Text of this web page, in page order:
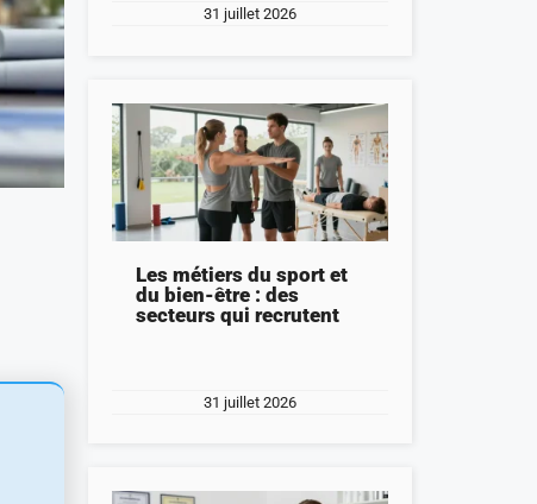
31 juillet 2026
Les métiers du sport et
du bien-être : des
secteurs qui recrutent
31 juillet 2026